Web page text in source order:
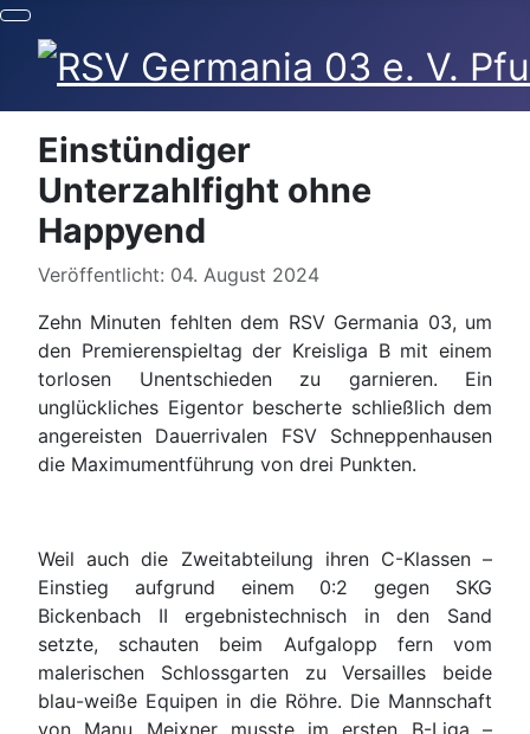
Einstündiger
Unterzahlfight ohne
Happyend
Details
Veröffentlicht: 04. August 2024
Zehn Minuten fehlten dem RSV Germania 03, um
den Premierenspieltag der Kreisliga B mit einem
torlosen Unentschieden zu garnieren. Ein
unglückliches Eigentor bescherte schließlich dem
angereisten Dauerrivalen FSV Schneppenhausen
die Maximumentführung von drei Punkten.
Weil auch die Zweitabteilung ihren C-Klassen –
Einstieg aufgrund einem 0:2 gegen SKG
Bickenbach II ergebnistechnisch in den Sand
setzte, schauten beim Aufgalopp fern vom
malerischen Schlossgarten zu Versailles beide
blau-weiße Equipen in die Röhre. Die Mannschaft